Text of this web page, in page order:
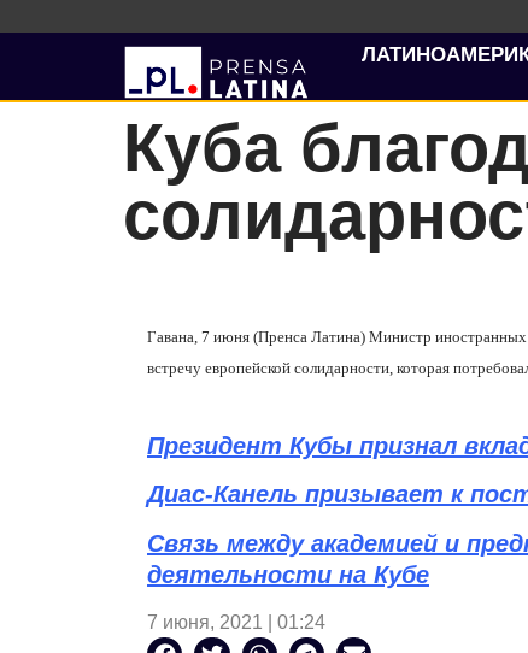
Куба
Гавана, 7 июня (Пренса Латина) Министр
встречу европейской солидарности, которая
Президент Кубы признал
Диас-Канель призывает к
Связь между академией и
деятельности на Кубе
7 июня, 2021 | 01:24